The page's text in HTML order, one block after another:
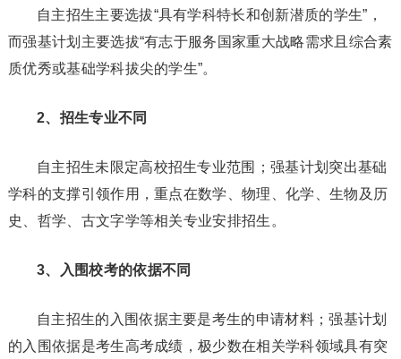
自主招生主要选拔“具有学科特长和创新潜质的学生”，
而强基计划主要选拔“有志于服务国家重大战略需求且综合素
质优秀或基础学科拔尖的学生”。
2、招生专业不同
自主招生未限定高校招生专业范围；强基计划突出基础
学科的支撑引领作用，重点在数学、物理、化学、生物及历
史、哲学、古文字学等相关专业安排招生。
3、入围校考的依据不同
自主招生的入围依据主要是考生的申请材料；强基计划
的入围依据是考生高考成绩，极少数在相关学科领域具有突